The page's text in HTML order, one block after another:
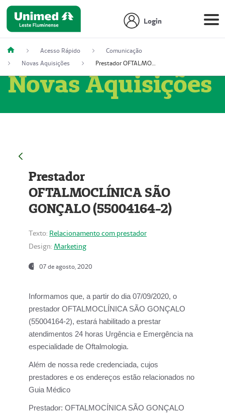
Login
Acesso Rápido
Comunicação
Novas Aquisições
Prestador OFTALMOCLÍNICA SÃO GONÇALO (55004164-2)
Novas Aquisições
Prestador
OFTALMOCLÍNICA SÃO
GONÇALO (55004164-2)
Texto: Relacionamento com prestador
Design: Marketing
07 de agosto, 2020
Informamos que, a partir do dia 07/09/2020, o
prestador OFTALMOCLÍNICA SÃO GONÇALO
(55004164-2), estará habilitado a prestar
atendimentos 24 horas Urgência e Emergência na
especialidade de Oftalmologia.
Além de nossa rede credenciada, cujos
prestadores e os endereços estão relacionados no
Guia Médico
Prestador: OFTALMOCÍNICA SÃO GONÇALO